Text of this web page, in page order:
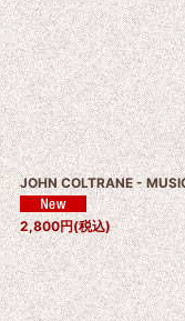
JOHN COLTRANE -
2,800円(税込)